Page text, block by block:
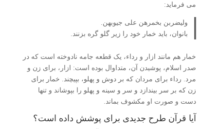
می فرماید:
ولیضربن بخمرهن علی جیوبهن.
بانوان، باید خمار خود را زیر گلو گره بزنند.
خمار هم مانند ازار و رداء، یک قطعه جامه نادوخته است که در
صدر اسلام، پوشیدن آن، متداوال بوده است: ازار، برای زن و
مرد. رداء برای مردان که بر دوش و پهلو، بپیچند. خمار برای
زن که بر سر بیندازد و سر و سینه و پهلو را بپوشاند و تنها
دست و صورت او مکشوف بماند.
آیا قرآن طرح جدیدی برای پوشش داده است؟